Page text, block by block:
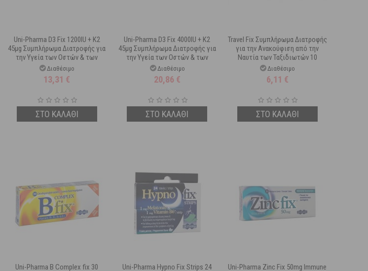
Uni-Pharma D3 Fix 1200IU + K2
45μg Συμπλήρωμα Διατροφής για
την Υγεία των Οστών & των
Δοντιών 60 δισκία
Διαθέσιμο
13,31 €
ΣΤΟ ΚΑΛΑΘΙ
Uni-Pharma D3 Fix 4000IU + K2
45μg Συμπλήρωμα Διατροφής για
την Υγεία των Οστών & των
Δοντιών 60 δισκία
Διαθέσιμο
20,86 €
ΣΤΟ ΚΑΛΑΘΙ
Travel Fix Συμπλήρωμα Διατροφής
για την Ανακούφιση από την
Ναυτία των Ταξιδιωτών 10
δισκία
Διαθέσιμο
6,11 €
ΣΤΟ ΚΑΛΑΘΙ
Uni-Pharma B Complex fix 30
Uni-Pharma Hypno Fix Strips 24
Uni-Pharma Zinc Fix 50mg Immune